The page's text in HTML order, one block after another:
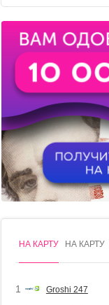
НА КАРТУ НА КАРТУ
1 Groshi 247